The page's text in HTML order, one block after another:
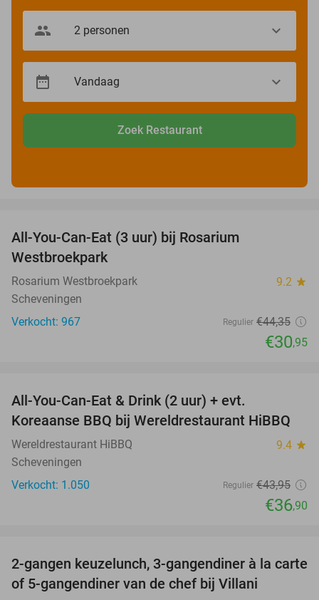
Zoek Restaurant
All-You-Can-Eat (3 uur) bij Rosarium
Westbroekpark
Rosarium Westbroekpark 9.2 star
Scheveningen
Verkocht: 967
Regulier €44,35
€30,95
All-You-Can-Eat & Drink (2 uur) + evt.
Koreaanse BBQ bij Wereldrestaurant HiBBQ
Wereldrestaurant HiBBQ 9.4 star
Scheveningen
Verkocht: 1.050
Regulier €43,95
€36,90
52%
2-gangen keuzelunch, 3-gangendiner à la carte
of 5-gangendiner van de chef bij Villani